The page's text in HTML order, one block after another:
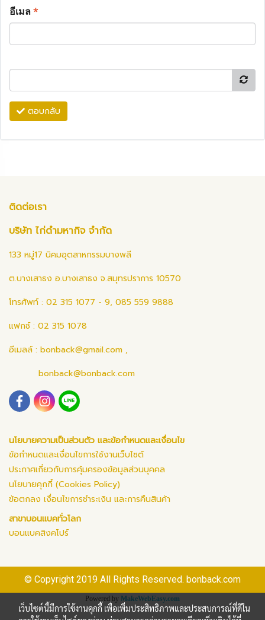
อีเมล*
ตอบกลับ
ติดต่อเรา
บริษัท ไก่ดำมหากิจ จำกัด
133 หมู่17 นิคมอุตสาหกรรมบางพลี
ต.บางเสาธง อ.บางเสาธง จ.สมุทรปราการ 10570
โทรศัพท์ : 02 315 1077 - 9, 085 559 9888
แฟกซ์ : 02 315 1078
อีเมลล์ : bonback@gmail.com ,
bonback@bonback.com
นโยบายความเป็นส่วนตัว และข้อกำหนดและเงื่อนไข
ข้อกำหนดและเงื่อนไขการใช้งานเว็บไซต์
ประกาศเกี่ยวกับการคุ้มครองข้อมูลส่วนบุคคล
นโยบายคุกกี้ (Cookies Policy)
ข้อตกลง เงื่อนไขการชำระเงิน และการคืนสินค้า
สาขาบอนแบคทั่วโลก
บอนแบคสิงคโปร์
© Copyright 2019 All Rights Reserved. bonback.com
Powered by MakeWebEasy.com
เว็บไซต์นี้มีการใช้งานคุกกี้ เพื่อเพิ่มประสิทธิภาพและประสบการณ์ที่ดีใน